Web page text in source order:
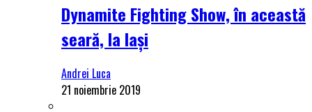
Dynamite Fighting Show, în această
seară, la Iași
Andrei Luca
21 noiembrie 2019